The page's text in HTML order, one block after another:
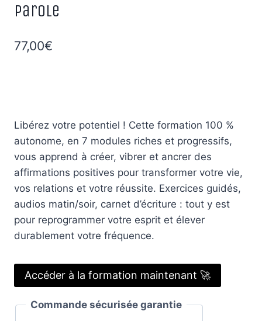
parole
77,00€
Libérez votre potentiel ! Cette formation 100 %
autonome, en 7 modules riches et progressifs,
vous apprend à créer, vibrer et ancrer des
affirmations positives pour transformer votre vie,
vos relations et votre réussite. Exercices guidés,
audios matin/soir, carnet d’écriture : tout y est
pour reprogrammer votre esprit et élever
durablement votre fréquence.
Accéder à la formation maintenant 🚀
Commande sécurisée garantie